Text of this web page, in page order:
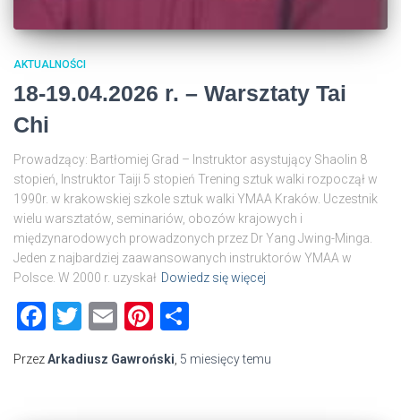
AKTUALNOŚCI
18-19.04.2026 r. – Warsztaty Tai
Chi
Prowadzący: Bartłomiej Grad – Instruktor asystujący Shaolin 8
stopień, Instruktor Taiji 5 stopień Trening sztuk walki rozpoczął w
1990r. w krakowskiej szkole sztuk walki YMAA Kraków. Uczestnik
wielu warsztatów, seminariów, obozów krajowych i
międzynarodowych prowadzonych przez Dr Yang Jwing-Minga.
Jeden z najbardziej zaawansowanych instruktorów YMAA w
Polsce. W 2000 r. uzyskał Dowiedz się więcej
Facebook
Twitter
EmailPinterest
PrzezArkadiusz Gawroński, 5 miesięcytemu